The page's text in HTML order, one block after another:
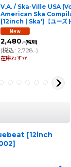
V.A. / Ska-Ville USA
American Ska
[12inch | Ska']【ユーズ
2,480.-(税別)
(税込: 2,728 .-)
在庫わずか
[12inch
]